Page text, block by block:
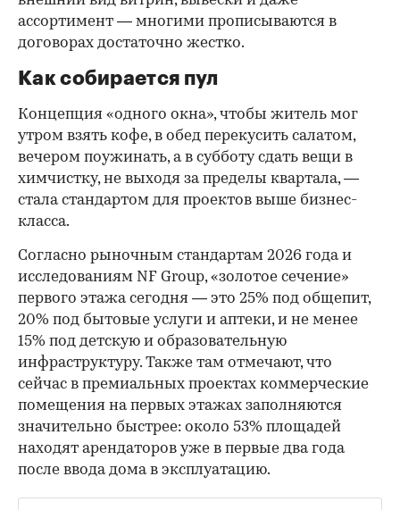
ассортимент — многими прописываются в
договорах достаточно жестко.
Как собирается пул
Концепция «одного окна», чтобы житель мог
утром взять кофе, в обед перекусить салатом,
вечером поужинать, а в субботу сдать вещи в
химчистку, не выходя за пределы квартала, —
стала стандартом для проектов выше бизнес-
класса.
Согласно рыночным стандартам 2026 года и
исследованиям NF Group, «золотое сечение»
первого этажа сегодня — это 25% под общепит,
20% под бытовые услуги и аптеки, и не менее
15% под детскую и образовательную
инфраструктуру. Также там отмечают, что
сейчас в премиальных проектах коммерческие
помещения на первых этажах заполняются
значительно быстрее: около 53% площадей
находят арендаторов уже в первые два года
после ввода дома в эксплуатацию.